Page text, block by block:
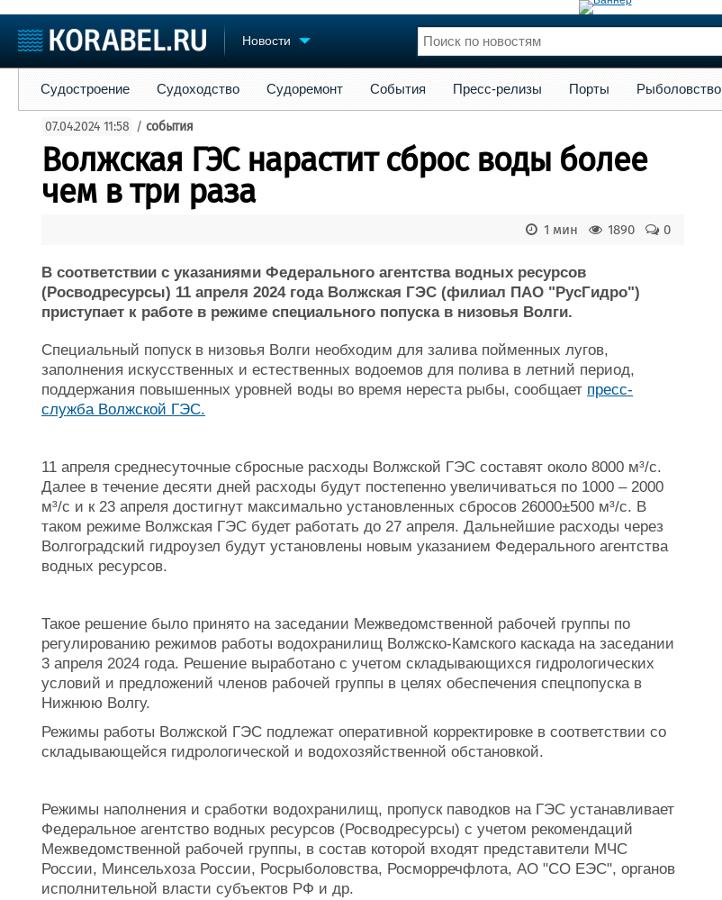
Новости
Судостроение
Пульс
Новости
Репутация
Журнал
Реклама
Торговая площадка
Доска объявлений
Продажа флота
Изделия
Конференции
Личности
Флот
Форум
Судостроение Судоходство Судоремонт События Пресс-релизы Порты Рыболовство
07.04.2024 11:58 / события
Волжская ГЭС нарастит сброс воды более
чем в три раза
0
1890
1 мин
В соответствии с указаниями Федерального агентства водных ресурсов
(Росводресурсы) 11 апреля 2024 года Волжская ГЭС (филиал ПАО "РусГидро")
приступает к работе в режиме специального попуска в низовья Волги.
Специальный попуск в низовья Волги необходим для залива пойменных лугов,
заполнения искусственных и естественных водоемов для полива в летний период,
поддержания повышенных уровней воды во время нереста рыбы, сообщает пресс-
служба Волжской ГЭС.
11 апреля среднесуточные сбросные расходы Волжской ГЭС составят около 8000 м³/с.
Далее в течение десяти дней расходы будут постепенно увеличиваться по 1000 – 2000
м³/с и к 23 апреля достигнут максимально установленных сбросов 26000±500 м³/с. В
таком режиме Волжская ГЭС будет работать до 27 апреля. Дальнейшие расходы через
Волгоградский гидроузел будут установлены новым указанием Федерального агентства
водных ресурсов.
Такое решение было принято на заседании Межведомственной рабочей группы по
регулированию режимов работы водохранилищ Волжско-Камского каскада на заседании
3 апреля 2024 года. Решение выработано с учетом складывающихся гидрологических
условий и предложений членов рабочей группы в целях обеспечения спецпопуска в
Нижнюю Волгу.
Режимы работы Волжской ГЭС подлежат оперативной корректировке в соответствии со
складывающейся гидрологической и водохозяйственной обстановкой.
Режимы наполнения и сработки водохранилищ, пропуск паводков на ГЭС устанавливает
Федеральное агентство водных ресурсов (Росводресурсы) с учетом рекомендаций
Межведомственной рабочей группы, в состав которой входят представители МЧС
России, Минсельхоза России, Росрыболовства, Росморречфлота, АО "СО ЕЭС", органов
исполнительной власти субъектов РФ и др.